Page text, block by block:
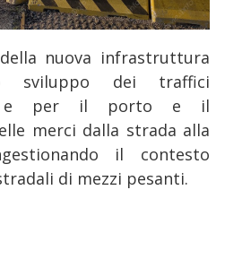
nuova infrastruttura
sviluppo dei traffici
e per il porto e il
merci dalla strada alla
il contesto
di mezzi pesanti.